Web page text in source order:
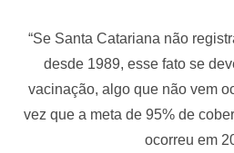
“Se Santa Catariana não
desde 1989, esse fato se
vacinação, algo que não vem
vez que a meta de 95% de
ocorreu em